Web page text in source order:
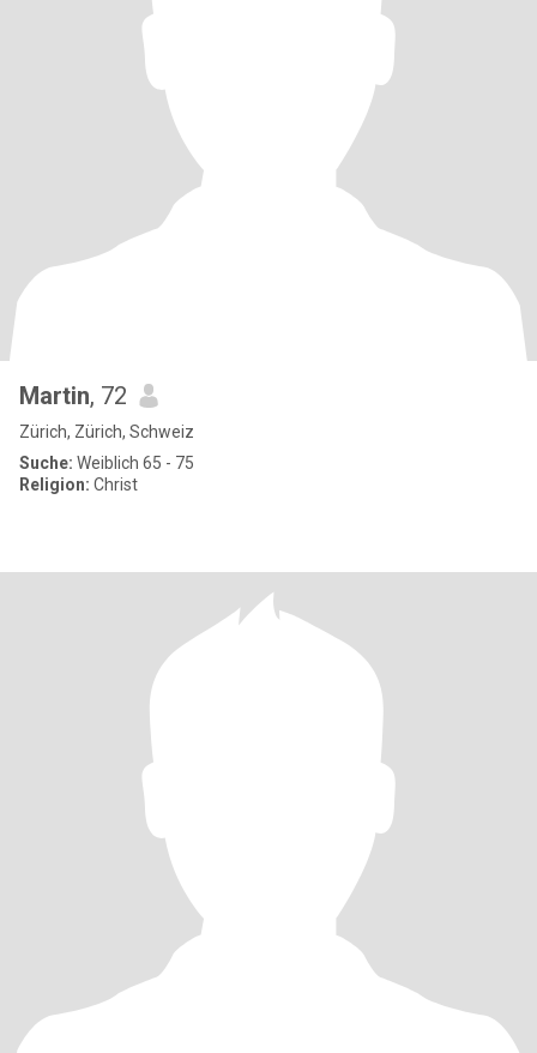
Martin, 72
Zürich, Zürich, Schweiz
Suche: Weiblich 65 - 75
Religion: Christ